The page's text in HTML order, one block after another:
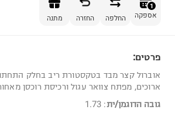
1
אספקה החלפה החזרה מתנה
פרטים:
אוברול קצר מבד בטקסטורת ריב בחלק
ארוכים, מפתח צוואר עגול ורכיסת רוכסן
גובה הדוגמן/ית:
1.73